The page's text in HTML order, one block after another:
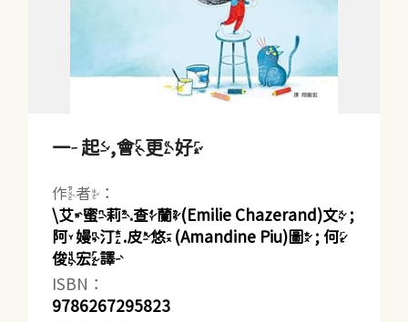
一起,會更好
作者：
\艾蜜莉.查蘭(Emilie Chazerand)文 ;
阿嫚汀.皮悠(Amandine Piu)圖 ; 何
俊宏譯
ISBN：
9786267295823